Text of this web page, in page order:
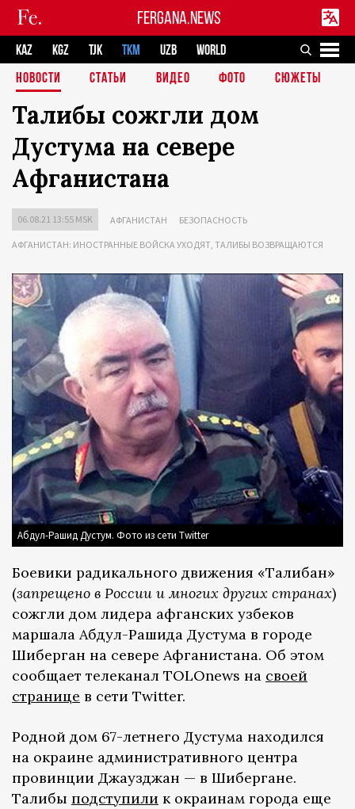
FERGANA.NEWS
KAZ KGZ TJK TKM UZB
WORLD
НОВОСТИ
СТАТЬИ ВИДЕО ФОТО СЮЖЕТЫ
Талибы сожгли дом
Дустума на севере
Афганистана
06.08.21 13:55 MSK АФГАНИСТАН БЕЗОПАСНОСТЬ
АФГАНИСТАН: ИНОСТРАННЫЕ ВОЙСКА УХОДЯТ, ТАЛИБЫ ВОЗВРАЩАЮТСЯ
Абдул-Рашид Дустум. Фото из сети Twitter
Боевики радикального движения «Талибан»
(запрещено в России и многих других странах)
сожгли дом лидера афганских узбеков
маршала Абдул-Рашида Дустума в городе
Шиберган на севере Афганистана. Об этом
сообщает телеканал TOLOnews на своей
странице в сети Twitter.
Родной дом 67-летнего Дустума находился
на окраине административного центра
провинции Джаузджан — в Шибергане.
Талибы подступили к окраинам города еще